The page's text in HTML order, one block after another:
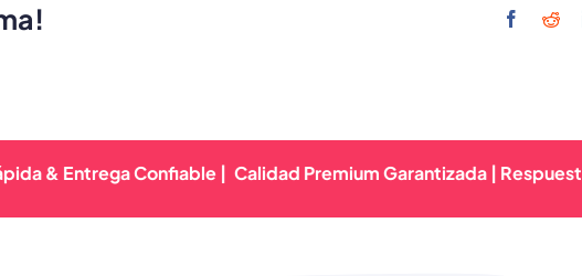
Confiable | Calidad Premium Garantizada | Respuesta